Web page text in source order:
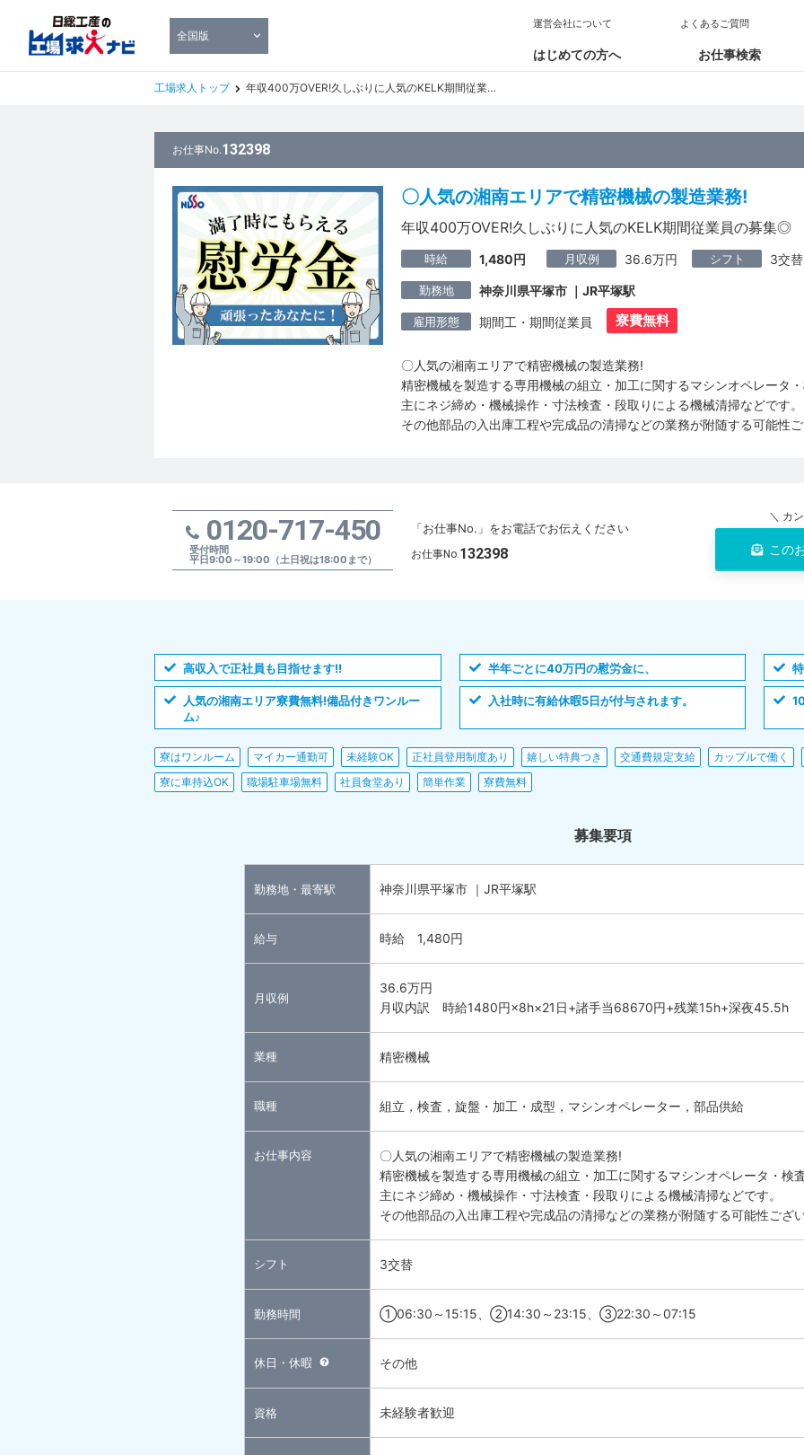
全国版
はじめての方へ お仕事検索
運営会社について よくあるご質問
工場求人トップ 年収400万OVER!久しぶりに人気のKELK期間従業員の募集◎
お仕事No.132398
〇人気の湘南エリアで精密機械の製造業務!
年収400万OVER!久しぶりに人気のKELK期間従業員の募集◎
時給 1,480円 月収例 36.6万円 シフト 3交替
勤務地 神奈川県平塚市 ｜JR平塚駅
雇用形態 期間工・期間従業員 寮費無料
〇人気の湘南エリアで精密機械の製造業務!
精密機械を製造する専用機械の組立・加工に関するマシンオペレータ
主にネジ締め・機械操作・寸法検査・段取りによる機械清掃などです。
その他部品の入出庫工程や完成品の清掃などの業務が附随する可能性
0120-717-450
受付時間
平日9:00～19:00（土日祝は18:00まで）
「お仕事No.」をお電話でお伝えください
お仕事No. 132398
＼ カ
この
高収入で正社員も目指せます!! 半年ごとに40万円の慰労金に、
人気の湘南エリア寮費無料!備品付きワンルー
ム♪
入社時に有給休暇5日が付与されます。
寮はワンルーム マイカー通勤可 未経験OK 正社員登用制度あり 嬉しい特典つき 交通費規定支給
カップルで働く
寮に車持込OK
職場駐車場無料 社員食堂あり 簡単作業 寮費無料
募集要項
勤務地・最寄駅 神奈川県平塚市 ｜JR平塚駅
給与 時給 1,480円
月収例
36.6万円
月収内訳 時給1480円×8h×21日+諸手当68670円+残業15h+深夜45.5h
業種 精密機械
職種 組立，検査，旋盤・加工・成型，マシンオペレーター，部品供給
お仕事内容
〇人気の湘南エリアで精密機械の製造業務!
精密機械を製造する専用機械の組立・加工に関するマシンオペレータ・検
主にネジ締め・機械操作・寸法検査・段取りによる機械清掃などです。
その他部品の入出庫工程や完成品の清掃などの業務が附随する可能性ござ
シフト 3交替
勤務時間 ①06:30～15:15、②14:30～23:15、③22:30～07:15
休日・休暇 その他
資格 未経験者歓迎